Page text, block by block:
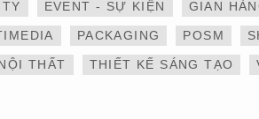
EVENT - SỰ KIỆN GIAN
PACKAGING POSM
THẤT THIẾT KẾ SÁNG TẠO
–
THI CÔNG GIAN HÀNG
TRIỂN LÃM NGÀNH
LOGISTICS CÔNG TY
ALS